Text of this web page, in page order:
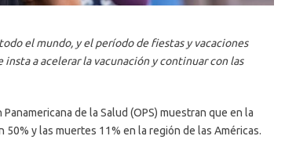
el mundo, y el período de fiestas y vacaciones
a acelerar la vacunación y continuar con las
de la Salud (OPS) muestran que en la
y las muertes 11% en la región de las Américas.